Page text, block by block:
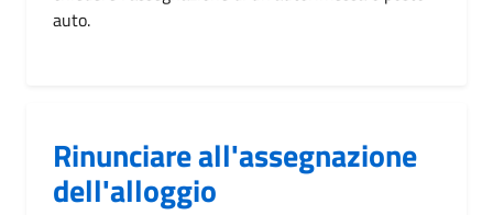
auto.
Rinunciare all'assegnazione
dell'alloggio